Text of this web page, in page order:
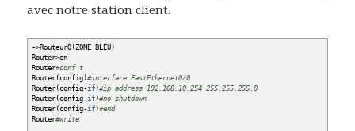
avec notre station client.
->Routeur0 (ZONE BLEU)
Router>en
Router#conf t
Router (config)#interface FastEthernet0/0
Router (config-if)#ip address 192.168.10.254 255.255.255.0
Router (config-if)#no shutdown
Router (config-if)#end
Router#write